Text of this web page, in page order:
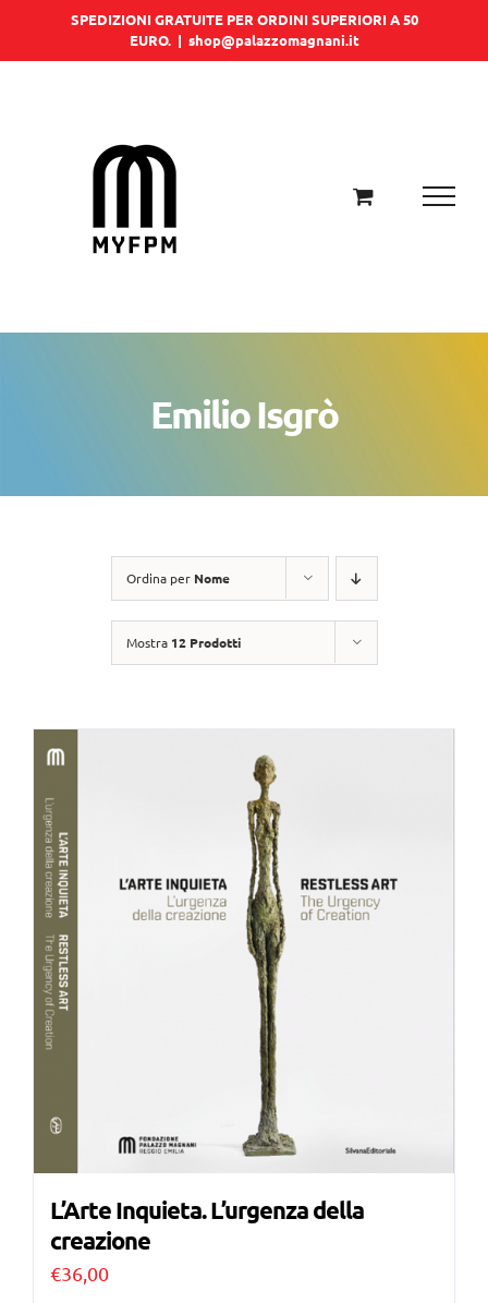
SPEDIZIONI GRATUITE PER ORDINI SUPERIORI A 50
EURO. | shop@palazzomagnani.it
Emilio Isgrò
Ordina per Nome
Mostra 12 Prodotti
L’Arte Inquieta. L’urgenza della
creazione
€36,00